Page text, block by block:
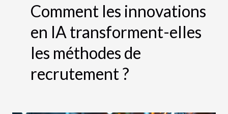
Comment les innovations
en IA transforment-elles
les méthodes de
recrutement ?